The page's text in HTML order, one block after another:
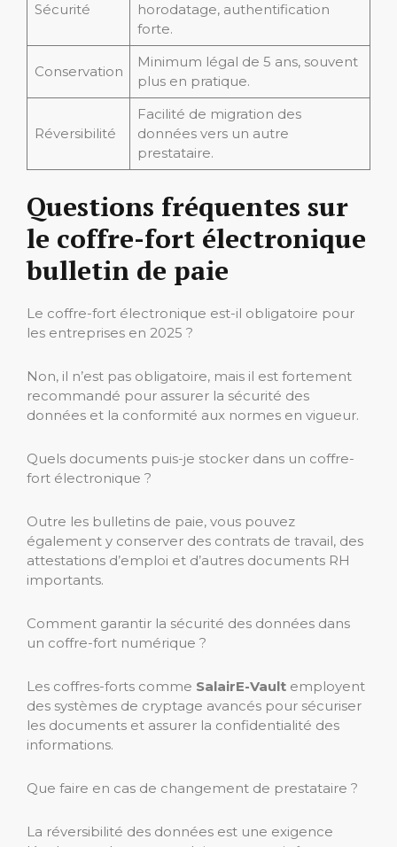
Sécurité
horodatage, authentification
forte.
Conservation
Minimum légal de 5 ans, souvent
plus en pratique.
Réversibilité
Facilité de migration des
données vers un autre
prestataire.
Questions fréquentes sur
le coffre-fort électronique
bulletin de paie
Le coffre-fort électronique est-il obligatoire pour
les entreprises en 2025 ?
Non, il n’est pas obligatoire, mais il est fortement
recommandé pour assurer la sécurité des
données et la conformité aux normes en vigueur.
Quels documents puis-je stocker dans un coffre-
fort électronique ?
Outre les bulletins de paie, vous pouvez
également y conserver des contrats de travail, des
attestations d’emploi et d’autres documents RH
importants.
Comment garantir la sécurité des données dans
un coffre-fort numérique ?
Les coffres-forts comme SalairE-Vault employent
des systèmes de cryptage avancés pour sécuriser
les documents et assurer la confidentialité des
informations.
Que faire en cas de changement de prestataire ?
La réversibilité des données est une exigence